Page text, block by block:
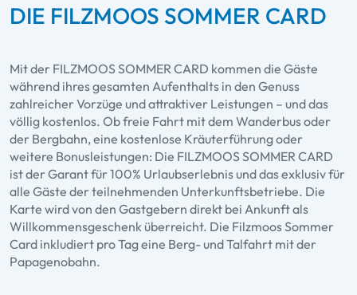
DIE FILZMOOS SOMMER CARD
Mit der FILZMOOS SOMMER CARD kommen die Gäste
während ihres gesamten Aufenthalts in den Genuss
zahlreicher Vorzüge und attraktiver Leistungen – und das
völlig kostenlos. Ob freie Fahrt mit dem Wanderbus oder
der Bergbahn, eine kostenlose Kräuterführung oder
weitere Bonusleistungen: Die FILZMOOS SOMMER CARD
ist der Garant für 100% Urlaubserlebnis und das exklusiv für
alle Gäste der teilnehmenden Unterkunftsbetriebe. Die
Karte wird von den Gastgebern direkt bei Ankunft als
Willkommensgeschenk überreicht. Die Filzmoos Sommer
Card inkludiert pro Tag eine Berg- und Talfahrt mit der
Papagenobahn.